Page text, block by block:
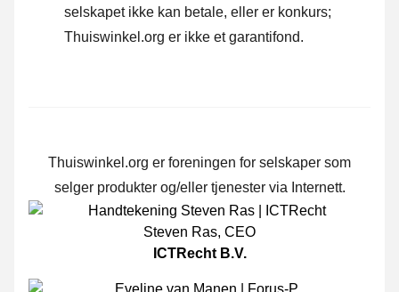
selskapet ikke kan betale, eller er konkurs;
Thuiswinkel.org er ikke et garantifond.
Thuiswinkel.org er foreningen for selskaper som
selger produkter og/eller tjenester via Internett.
Steven Ras, CEO
ICTRecht B.V.